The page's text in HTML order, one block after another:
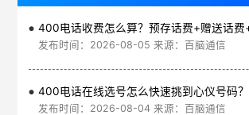
发布时间：2026-08-05 来源：百脑通信
发布时间：2026-08-04 来源：百脑通信